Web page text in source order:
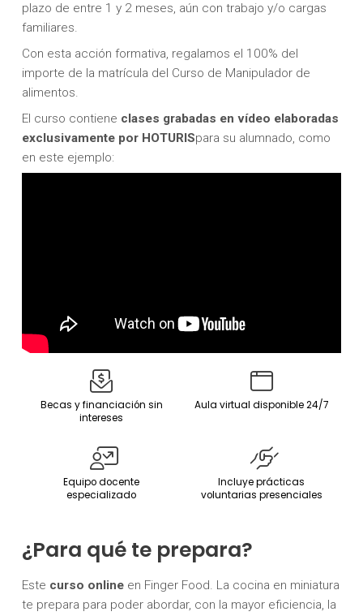
plazo de entre 1 y 2 meses, aún con trabajo y/o cargas
familiares.
Con esta acción formativa, regalamos el 100% del
importe de la matrícula del Curso de Manipulador de
alimentos.
El curso contiene clases grabadas en vídeo elaboradas
exclusivamente por HOTURISpara su alumnado, como
en este ejemplo:
Becas y financiación sin
intereses
Aula virtual disponible 24/7
Equipo docente
especializado
Incluye prácticas
voluntarias presenciales
¿Para qué te prepara?
Este curso onlineen Finger Food. La cocina en miniatura
te prepara para poder abordar, con la mayor eficiencia, la